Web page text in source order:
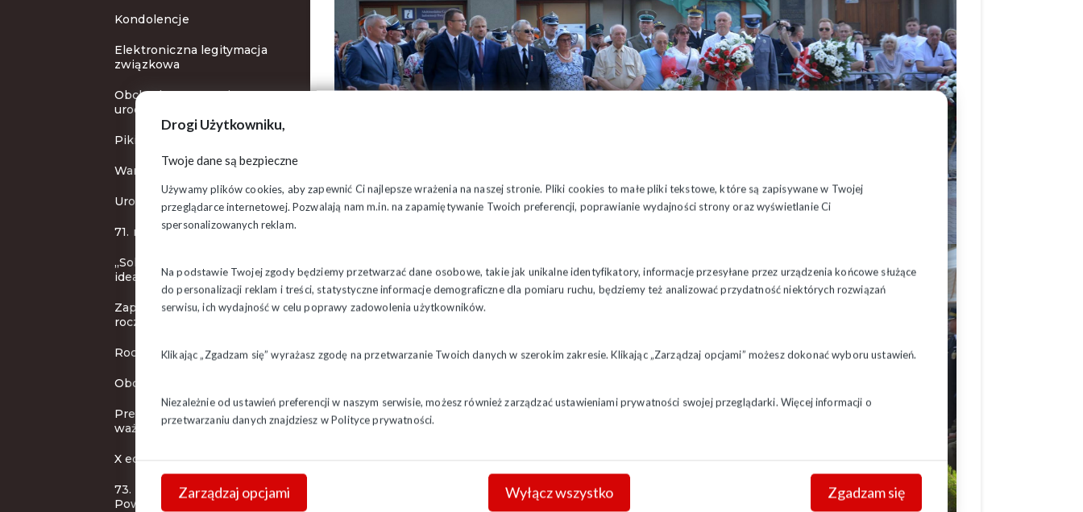
Drogi Użytkowniku,
Twoje dane są bezpieczne
Używamy plików cookies, aby zapewnić Ci najlepsze wrażenia na naszej stronie. Pliki cookies to małe pliki tekstowe, które są zapisywane w Twojej
przeglądarce internetowej. Pozwalają nam m.in. na zapamiętywanie Twoich preferencji, poprawianie wydajności strony oraz wyświetlanie Ci
spersonalizowanych reklam.
Na podstawie Twojej zgody będziemy przetwarzać dane osobowe, takie jak unikalne identyfikatory, informacje przesyłane przez urządzenia końcowe służące
do personalizacji reklam i treści, statystyczne informacje demograficzne dla pomiaru ruchu, będziemy też analizować przydatność niektórych rozwiązań
serwisu, ich wydajność w celu poprawy zadowolenia użytkowników.
Klikając „Zgadzam się” wyrażasz zgodę na przetwarzanie Twoich danych w szerokim zakresie. Klikając „Zarządzaj opcjami” możesz dokonać wyboru ustawień.
Niezależnie od ustawień preferencji w naszym serwisie, możesz również zarządzać ustawieniami prywatności swojej przeglądarki. Więcej informacji o
przetwarzaniu danych znajdziesz wPolityce prywatności.
Zarządzaj opcjami Wyłącz wszystko Zgadzam się
Kondolencje
Elektroniczna legitymacja
związkowa
Obchody 70. rocznicy
urodzin
Pikieta protestacyjna
Warto aktywnie działać
Uroczystości rocznicowe
71. rocznica śmierci "Inki"
„Solidarność” wierna swoim
ideałom
Zaproszenie na obchody
rocznicowe
Rocznica bitwy o Białystok
Obchody 37 rocznicy
Prezydent podpisał dwie
ważne ustawy
X edycja konkursu PPP
73. rocznica wybuchu
Powstania Warszawskiego